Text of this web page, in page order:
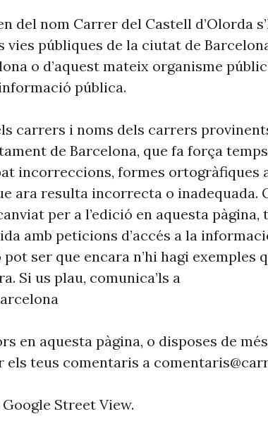
del nom Carrer del Castell d’Olorda
vies públiques de la ciutat de
o d’aquest mateix organisme
pública.
carrers i noms dels carrers
de Barcelona, que fa força
incorreccions, formes ortogràfiques
ara resulta incorrecta o inadequada.
per a l’edició en aquesta
amb peticions d’accés a la
ser que encara n’hi hagi exemples
Si us plau, comunica’ls a
en aquesta pàgina, o disposes de
els teus comentaris a
Street View.